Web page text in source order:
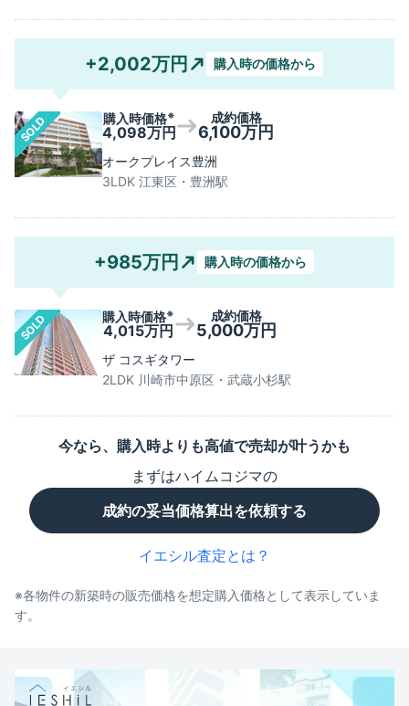
購入時の価格から
+2,002万円
SOLD 購入時価格※
4,098万円
成約価格
6,100万円
オークプレイス豊洲
3LDK 江東区・豊洲駅
購入時の価格から
+985万円
SOLD 購入時価格※
4,015万円
成約価格
5,000万円
ザ コスギタワー
2LDK 川崎市中原区・武蔵小杉駅
今なら、購入時よりも高値で売却が叶うかも
まずはハイムコジマの
成約の妥当価格算出を依頼する
イエシル査定とは？
※各物件の新築時の販売価格を想定購入価格として表示していま
す。